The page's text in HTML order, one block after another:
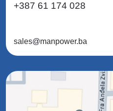
+387 61 174 028
sales@manpower.ba